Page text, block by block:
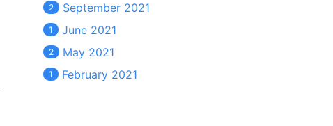
2 September 2021
1 June 2021
2 May 2021
1 February 2021